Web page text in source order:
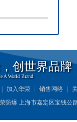
创世界品牌
A World Brand
加入华荣 销售网络
防爆 上海市嘉定区宝钱公